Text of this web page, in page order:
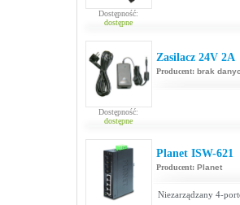
Dostępność:
dostępne
Dostępność:
dostępne
Zasilacz 24V 2A
Producent: brak
Planet ISW-621
Producent: Planet
Niezarządzany 4-